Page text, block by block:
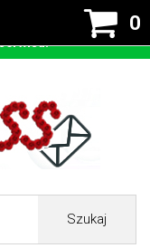
0
Szukaj
tzw ciastek w celu
cookies